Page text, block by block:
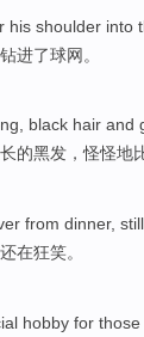
his shoulder into
钻进了球网。
, black hair and
的黑发，怪怪地
from dinner,
在狂笑。
hobby for those